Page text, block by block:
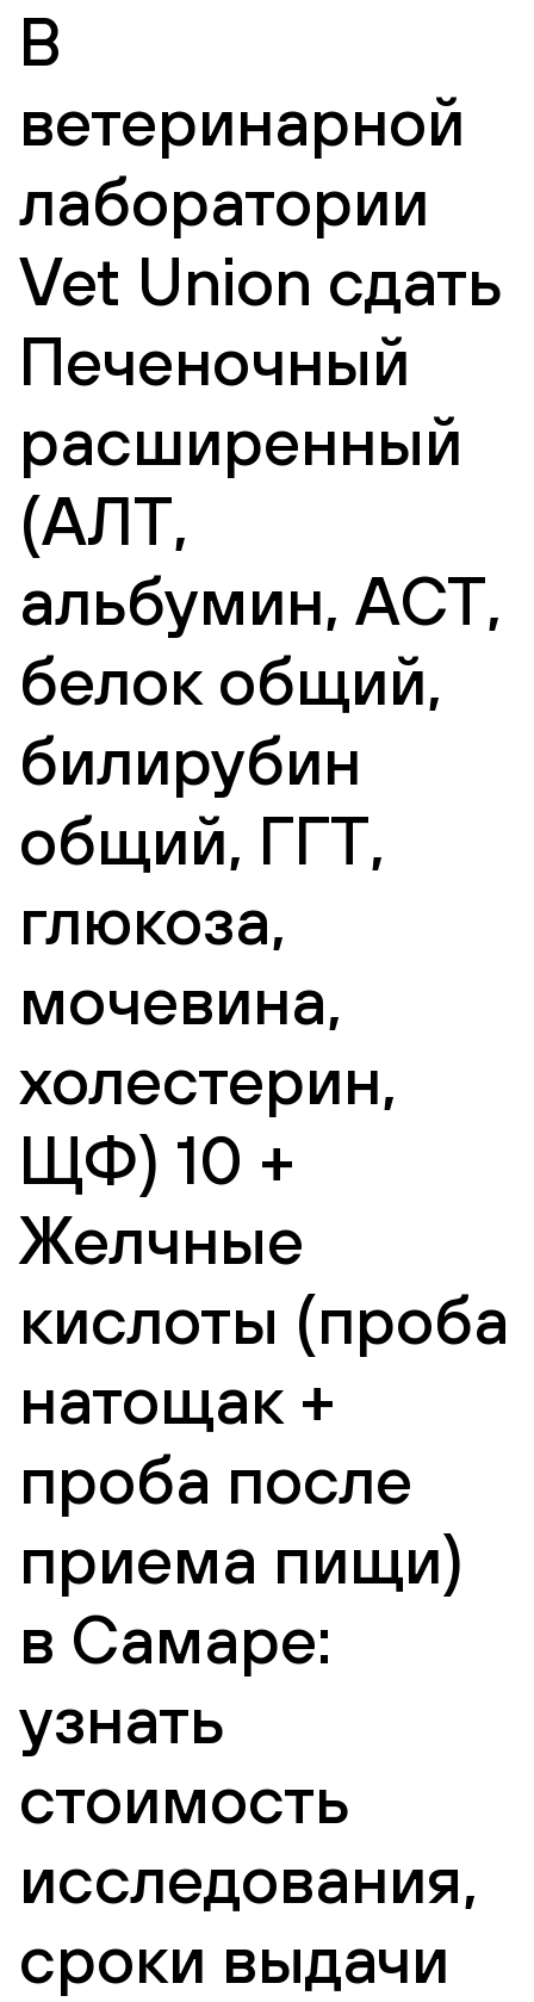
В
ветеринарной
лаборатории
Vet Union сдать
Печеночный
расширенный
(АЛТ,
альбумин, АСТ,
белок общий,
билирубин
общий, ГГТ,
глюкоза,
мочевина,
холестерин,
ЩФ) 10 +
Желчные
кислоты (проба
натощак +
проба после
приема пищи)
в Самаре:
узнать
стоимость
исследования,
сроки выдачи